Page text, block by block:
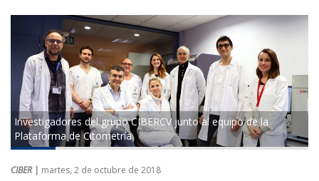
Investigadores del grupo CIBERCV junto al equipo de la
Plataforma de Citometría
CIBER | martes, 2 de octubre de 2018